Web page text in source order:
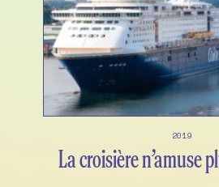
2019
La croisière n’amuse